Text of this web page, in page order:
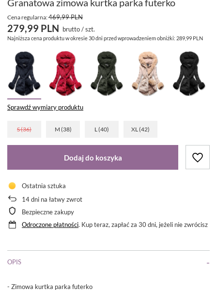
Cena regularna:469,99 PLN
279,99 PLN brutto/szt.
Najniższa cena produktu w okresie 30 dni przed wprowadzeniem obniżki: 289,99 PLN
Sprawdź wymiary produktu
S (36) M (38) L (40) XL (42)
Dodaj do koszyka
Ostatnia sztuka
14dni na łatwy zwrot
Bezpieczne zakupy
Odroczone płatności. Kup teraz, zapłać za 30 dni, jeżeli nie zwrócisz
OPIS
- Zimowa kurtka parka futerko